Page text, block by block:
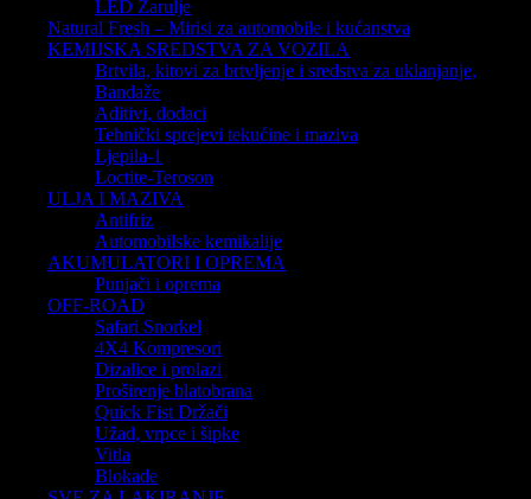
LED Žarulje
Natural Fresh – Mirisi za automobile i kućanstva
KEMIJSKA SREDSTVA ZA VOZILA
Brtvila, kitovi za brtvljenje i sredstva za uklanjanje,
Bandaže
Aditivi, dodaci
Tehnički sprejevi tekućine i maziva
Ljepila-1
Loctite-Teroson
ULJA I MAZIVA
Antifriz
Automobilske kemikalije
AKUMULATORI I OPREMA
Punjači i oprema
OFF-ROAD
Safari Snorkel
4X4 Kompresori
Dizalice i prolazi
Proširenje blatobrana
Quick Fist Držači
Užad, vrpce i šipke
Vitla
Blokade